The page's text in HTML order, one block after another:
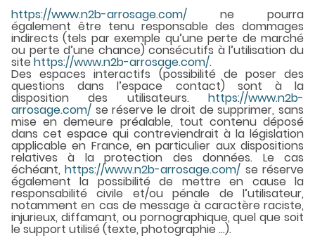
https://www.n2b-arrosage.com/ ne pourra
également être tenu responsable des dommages
indirects (tels par exemple qu’une perte de marché
ou perte d’une chance) consécutifs à l’utilisation du
sitehttps://www.n2b-arrosage.com/.
Des espaces interactifs (possibilité de poser des
questions dans l’espace contact) sont à la
disposition des utilisateurs. https://www.n2b-
arrosage.com/ se réserve le droit de supprimer, sans
mise en demeure préalable, tout contenu déposé
dans cet espace qui contreviendrait à la législation
applicable en France, en particulier aux dispositions
relatives à la protection des données. Le cas
échéant,https://www.n2b-arrosage.com/ se réserve
également la possibilité de mettre en cause la
responsabilité civile et/ou pénale de l’utilisateur,
notamment en cas de message à caractère raciste,
injurieux, diffamant, ou pornographique, quel que soit
le support utilisé (texte, photographie …).